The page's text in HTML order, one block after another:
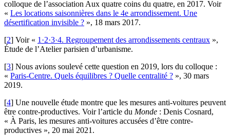
colloque de l’association Aux quatre coins du quatre, en 2017. Voir
« Les locations saisonnières dans le 4e arrondissement. Une
désertification invisible ? », 18 mars 2017.
[2] Voir « 1·2·3·4. Regroupement des arrondissements centraux »,
Étude de l’Atelier parisien d’urbanisme.
[3] Nous avions soulevé cette question en 2019, lors du colloque :
« Paris-Centre. Quels équilibres ? Quelle centralité ? », 30 mars
2019.
[4] Une nouvelle étude montre que les mesures anti-voitures peuvent
être contre-productives. Voir l’article du Monde : Denis Cosnard,
« À Paris, les mesures anti-voitures accusées d’être contre-
productives », 20 mai 2021.